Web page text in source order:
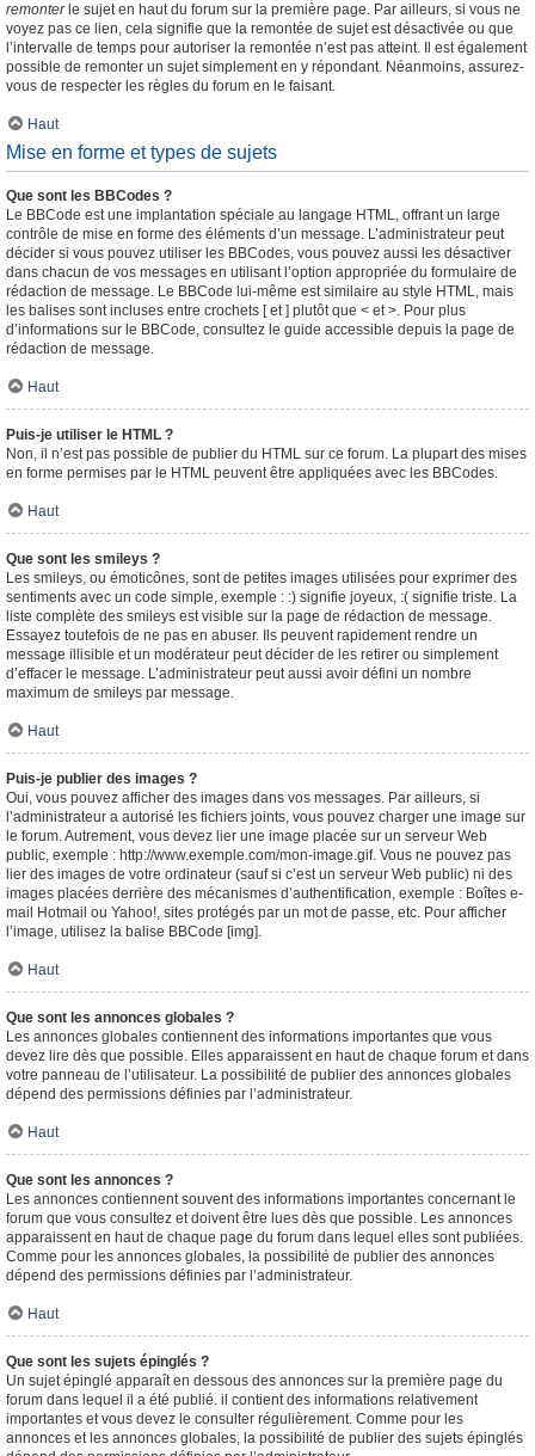
remonterle sujet en haut du forum sur la première page. Par ailleurs, si vous ne
voyez pas ce lien, cela signifie que la remontée de sujet est désactivée ou que
l’intervalle de temps pour autoriser la remontée n’est pas atteint. Il est également
possible de remonter un sujet simplement en y répondant. Néanmoins, assurez-
vous de respecter les règles du forum en le faisant.
Haut
Mise en forme et types de sujets
Que sont les BBCodes ?
Le BBCode est une implantation spéciale au langage HTML, offrant un large
contrôle de mise en forme des éléments d’un message. L’administrateur peut
décider si vous pouvez utiliser les BBCodes, vous pouvez aussi les désactiver
dans chacun de vos messages en utilisant l’option appropriée du formulaire de
rédaction de message. Le BBCode lui-même est similaire au style HTML, mais
les balises sont incluses entre crochets [ et ] plutôt que < et >. Pour plus
d’informations sur le BBCode, consultez le guide accessible depuis la page de
rédaction de message.
Haut
Puis-je utiliser le HTML ?
Non, il n’est pas possible de publier du HTML sur ce forum. La plupart des mises
en forme permises par le HTML peuvent être appliquées avec les BBCodes.
Haut
Que sont les smileys ?
Les smileys, ou émoticônes, sont de petites images utilisées pour exprimer des
sentiments avec un code simple, exemple : :) signifie joyeux, :( signifie triste. La
liste complète des smileys est visible sur la page de rédaction de message.
Essayez toutefois de ne pas en abuser. Ils peuvent rapidement rendre un
message illisible et un modérateur peut décider de les retirer ou simplement
d’effacer le message. L’administrateur peut aussi avoir défini un nombre
maximum de smileys par message.
Haut
Puis-je publier des images ?
Oui, vous pouvez afficher des images dans vos messages. Par ailleurs, si
l’administrateur a autorisé les fichiers joints, vous pouvez charger une image sur
le forum. Autrement, vous devez lier une image placée sur un serveur Web
public, exemple : http://www.exemple.com/mon-image.gif. Vous ne pouvez pas
lier des images de votre ordinateur (sauf si c’est un serveur Web public) ni des
images placées derrière des mécanismes d’authentification, exemple : Boîtes e-
mail Hotmail ou Yahoo!, sites protégés par un mot de passe, etc. Pour afficher
l’image, utilisez la balise BBCode [img].
Haut
Que sont les annonces globales ?
Les annonces globales contiennent des informations importantes que vous
devez lire dès que possible. Elles apparaissent en haut de chaque forum et dans
votre panneau de l’utilisateur. La possibilité de publier des annonces globales
dépend des permissions définies par l’administrateur.
Haut
Que sont les annonces ?
Les annonces contiennent souvent des informations importantes concernant le
forum que vous consultez et doivent être lues dès que possible. Les annonces
apparaissent en haut de chaque page du forum dans lequel elles sont publiées.
Comme pour les annonces globales, la possibilité de publier des annonces
dépend des permissions définies par l’administrateur.
Haut
Que sont les sujets épinglés ?
Un sujet épinglé apparaît en dessous des annonces sur la première page du
forum dans lequel il a été publié. il contient des informations relativement
importantes et vous devez le consulter régulièrement. Comme pour les
annonces et les annonces globales, la possibilité de publier des sujets épinglés